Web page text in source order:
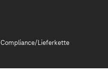
Compliance/Lieferkette